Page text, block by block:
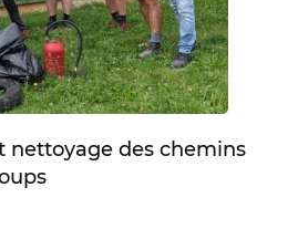
nettoyage des chemins